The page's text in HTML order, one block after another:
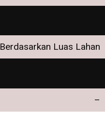
Berdasarkan Luas Lahan
–